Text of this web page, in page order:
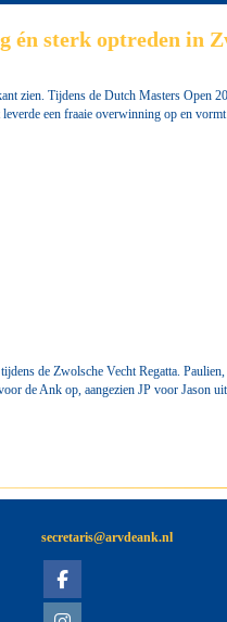
én sterk optreden in
zien. Tijdens de Dutch Masters
een fraaie overwinning op en
de Zwolsche Vecht Regatta.
de Ank op, aangezien JP voor Jason
siraterces@arvdeank.nl